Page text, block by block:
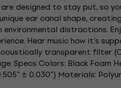
designed to stay put, so
ear canal shape,
environmental distractions.
Hear music how it’s
transparent filter
Specs Colors: Black Foam
± 0.030”) Materials: